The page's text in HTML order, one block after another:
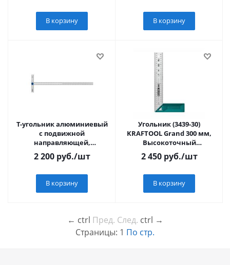
В корзину В корзину
Т-угольник алюминиевый
с подвижной
направляющей,
Профессионал (34389)
2 200руб./шт
В корзину
Угольник (3439-30)
KRAFTOOL Grand 300 мм,
Высокоточный
столярный
2 450руб./шт
В корзину
← ctrl Пред. След. ctrl →
Страницы: 1 По стр.